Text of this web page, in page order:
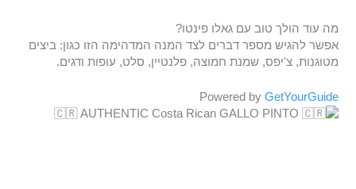
מה עוד הולך טוב עם גאלו פינטו?
אפשר להגיש מספר דברים לצד המנה המדהימה הזו כגון: ביצים
מטוגנות, צ'יפס, שמנת חמוצה, פלנטיין, סלט, עופות ודגים.
Powered by GetYourGuide